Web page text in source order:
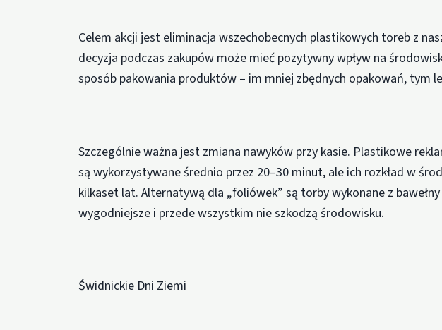
Celem akcji jest eliminacja wszechobecnych plastikowych toreb z
decyzja podczas zakupów może mieć pozytywny wpływ na
sposób pakowania produktów – im mniej zbędnych opakowań, tym
Szczególnie ważna jest zmiana nawyków przy kasie. Plastikowe
są wykorzystywane średnio przez 20–30 minut, ale ich rozkład w
kilkaset lat. Alternatywą dla „foliówek” są torby wykonane z
wygodniejsze i przede wszystkim nie szkodzą środowisku.
Świdnickie Dni Ziemi